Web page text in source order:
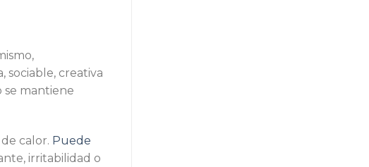
sociable, creativa
se mantiene
calor. Puede
irritabilidad o